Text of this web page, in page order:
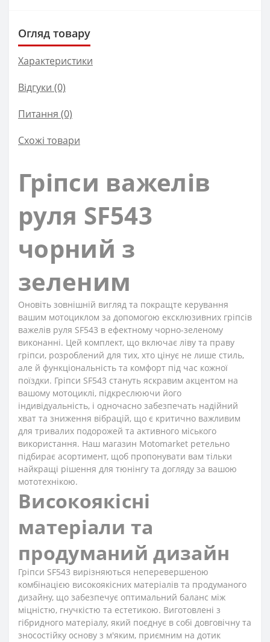
Огляд товару
Характеристики
Відгуки (0)
Питання (0)
Схожі товари
Гріпси важелів
руля SF543
чорний з
зеленим
Оновіть зовнішній вигляд та покращте керування
вашим мотоциклом за допомогою ексклюзивних гріпсів
важелів руля SF543 в ефектному чорно-зеленому
виконанні. Цей комплект, що включає ліву та праву
гріпси, розроблений для тих, хто цінує не лише стиль,
але й функціональність та комфорт під час кожної
поїздки. Гріпси SF543 стануть яскравим акцентом на
вашому мотоциклі, підкреслюючи його
індивідуальність, і одночасно забезпечать надійний
хват та зниження вібрацій, що є критично важливим
для тривалих подорожей та активного міського
використання. Наш магазин Motomarket ретельно
підбирає асортимент, щоб пропонувати вам тільки
найкращі рішення для тюнінгу та догляду за вашою
мототехнікою.
Високоякісні
матеріали та
продуманий дизайн
Гріпси SF543 вирізняються неперевершеною
комбінацією високоякісних матеріалів та продуманого
дизайну, що забезпечує оптимальний баланс між
міцністю, гнучкістю та естетикою. Виготовлені з
гібридного матеріалу, який поєднує в собі довговічну та
зносостійку основу з м'яким, приємним на дотик